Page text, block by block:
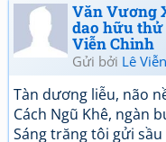
Văn Vương
dao hữu
Viễn Chinh
Gửi bởi Lê
Tàn dương liễu, não
Cách Ngũ Khê, ngàn
Sáng trăng tôi gửi